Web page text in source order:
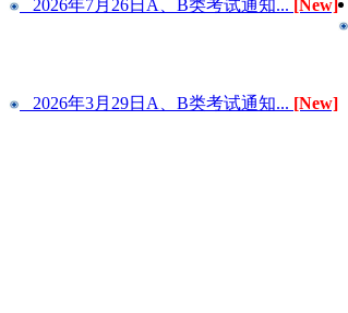
2026年7月26日A、B类考试通知... [New]
2026年3月29日A、B类考试通知... [New]